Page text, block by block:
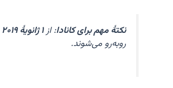
نکتهٔ مهم برای کانادا: از۱ ژانویهٔ ۲۰۱۹
روبه‌رو می‌شوند.